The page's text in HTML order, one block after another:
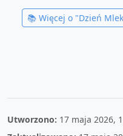
📚 Więcej o "Dzień
Utworzono: 17 maja 2026,